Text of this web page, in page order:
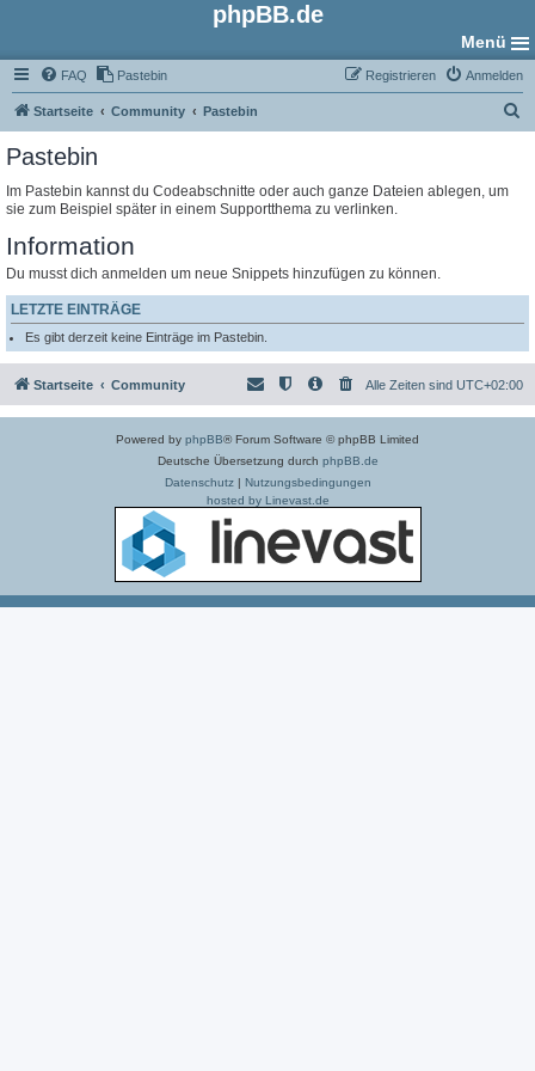
phpBB.de
Menü
FAQ Pastebin Anmelden
Registrieren
Startseite Community Pastebin
Pastebin
Im Pastebin kannst du Codeabschnitte oder auch ganze Dateien ablegen, um
sie zum Beispiel später in einem Supportthema zu verlinken.
Information
Du musst dich anmelden um neue Snippets hinzufügen zu können.
LETZTE EINTRÄGE
Es gibt derzeit keine Einträge im Pastebin.
Startseite Community Alle Zeiten sind UTC+02:00
Powered by phpBB® Forum Software © phpBB Limited
Deutsche Übersetzung durch phpBB.de
Datenschutz|
Nutzungsbedingungen
hosted by Linevast.de